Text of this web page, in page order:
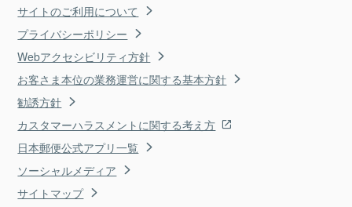
サイトのご利用について
プライバシーポリシー
Webアクセシビリティ方針
お客さま本位の業務運営に関する基本方針
勧誘方針
カスタマーハラスメントに関する考え方
日本郵便公式アプリ一覧
ソーシャルメディア
サイトマップ